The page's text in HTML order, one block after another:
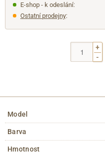
E-shop - k odeslání:
Ostatní prodejny:
+
-
Model
Barva
Hmotnost